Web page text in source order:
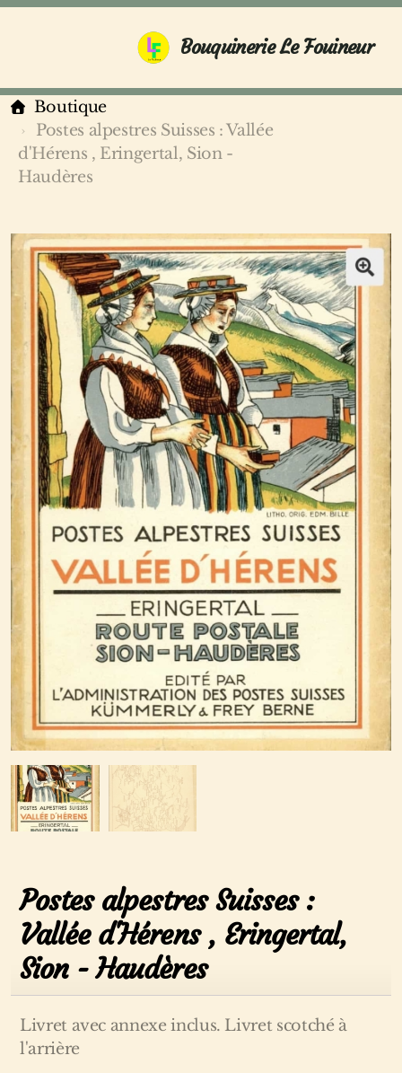
Bouquinerie Le Fouineur
Boutique
Postes alpestres Suisses : Vallée
d'Hérens , Eringertal, Sion -
Haudères
Postes alpestres Suisses :
Vallée d'Hérens , Eringertal,
Sion - Haudères
Livret avec annexe inclus. Livret scotché à
l'arrière